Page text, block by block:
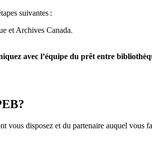
suivantes :
et Archives Canada.
avec l’équipe du prêt entre
vous disposez et du partenaire auquel vous